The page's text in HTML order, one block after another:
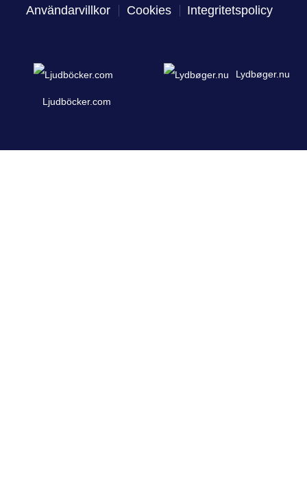
Användarvillkor Cookies Integritetspolicy
Ljudböcker.com
Lydbøger.nu